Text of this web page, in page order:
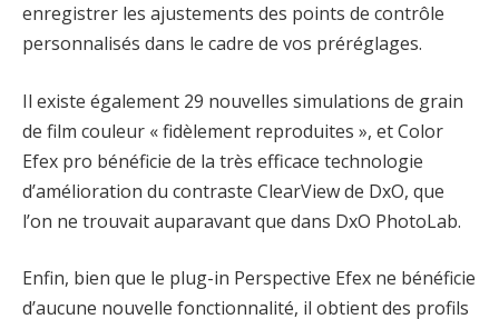
enregistrer les ajustements des points de contrôle
personnalisés dans le cadre de vos préréglages.
Il existe également 29 nouvelles simulations de grain
de film couleur « fidèlement reproduites », et Color
Efex pro bénéficie de la très efficace technologie
d’amélioration du contraste ClearView de DxO, que
l’on ne trouvait auparavant que dans DxO PhotoLab.
Enfin, bien que le plug-in Perspective Efex ne bénéficie
d’aucune nouvelle fonctionnalité, il obtient des profils